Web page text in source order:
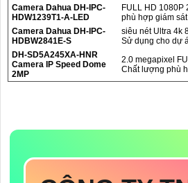
Camera Dahua DH-IPC-
HDW1239T1-A-LED
FULL HD 1080P
phù hợp giám
Camera Dahua DH-IPC-
HDBW2841E-S
siêu nét Ultra 4k
Sử dụng cho dự
DH-SD5A245XA-HNR
Camera IP Speed Dome
2MP
2.0 megapixel
Chất lượng phù